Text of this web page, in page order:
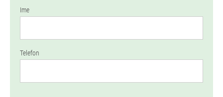
Ime
Telefon